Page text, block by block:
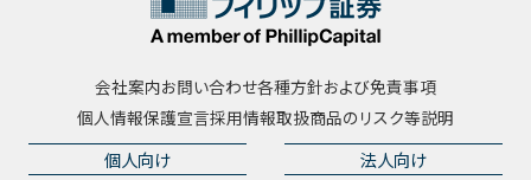
会社案内お問い合わせ各種方針および免責事項
個人情報保護宣言採用情報取扱商品のリスク等説明
個人向け 法人向け